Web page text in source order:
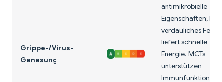
Grippe-/Virus-
Genesung
antimikrobielle
Eigenschaften;
verdauliches Fett
liefert schnelle
Energie. MCTs
unterstützen
Immunfunktion. 1-